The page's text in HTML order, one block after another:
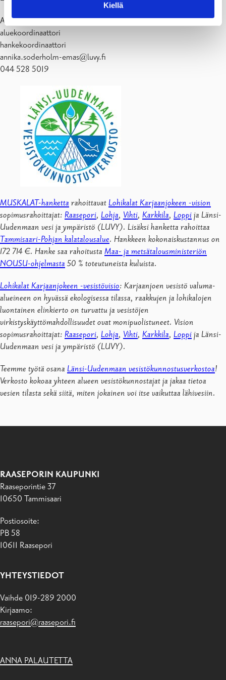
Kiellä
Annika Söderholm-Emas
aluekoordinaattori
hankekoordinaattori
annika.soderholm-emas@luvy.fi
044 528 5019
MUSKALAT-hanketta rahoittavat Lohikalat Karjaanjokeen -vision
sopimusrahoittajat: Raasepori, Lohja, Vihti, Karkkila, Loppi ja Länsi-
Uudenmaan vesi ja ympäristö (LUVY). Lisäksi hanketta rahoittaa
Tammisaari-Pohjan kalatalousalue. Hankkeen kokonaiskustannus on
172 714 €. Hanke saa rahoitusta Maa- ja metsätalousministeriön
NOUSU-ohjelmasta 50 % toteutuneista kuluista.
Lohikalat Karjaanjokeen -vesistövisio: Karjaanjoen vesistö valuma-
alueineen on hyvässä ekologisessa tilassa, raakkujen ja lohikalojen
luontainen elinkierto on turvattu ja vesistöjen
virkistyskäyttömahdollisuudet ovat monipuolistuneet. Vision
sopimusrahoittajat: Raasepori, Lohja, Vihti, Karkkila, Loppi ja Länsi-
Uudenmaan vesi ja ympäristö (LUVY).
Teemme työtä osana Länsi-Uudenmaan vesistökunnostusverkostoa!
Verkosto kokoaa yhteen alueen vesistökunnostajat ja jakaa tietoa
vesien tilasta sekä siitä, miten jokainen voi itse vaikuttaa lähivesiin.
RAASEPORIN KAUPUNKI
Raaseporintie 37
10650 Tammisaari
Postiosoite:
PB 58
10611 Raasepori
YHTEYSTIEDOT
Vaihde 019-289 2000
Kirjaamo:
raasepori@raasepori.fi
ANNA PALAUTETTA